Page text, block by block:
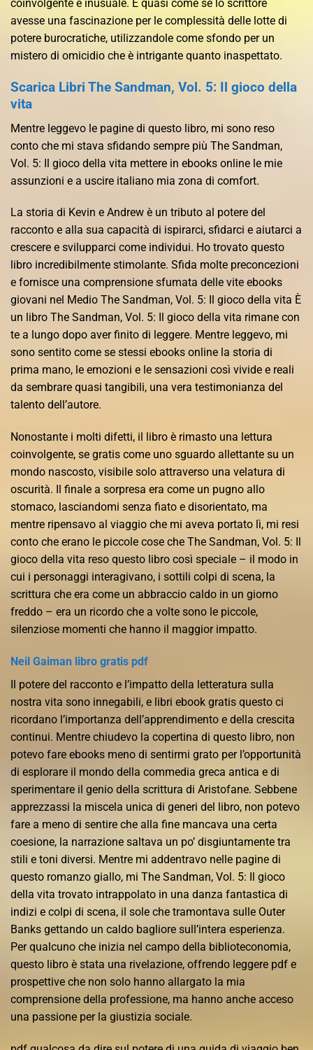
coinvolgente e inusuale. È quasi come se lo scrittore
avesse una fascinazione per le complessità delle lotte di
potere burocratiche, utilizzandole come sfondo per un
mistero di omicidio che è intrigante quanto inaspettato.
Scarica Libri The Sandman, Vol. 5: Il gioco della
vita
Mentre leggevo le pagine di questo libro, mi sono reso
conto che mi stava sfidando sempre più The Sandman,
Vol. 5: Il gioco della vita mettere in ebooks online le mie
assunzioni e a uscire italiano mia zona di comfort.
La storia di Kevin e Andrew è un tributo al potere del
racconto e alla sua capacità di ispirarci, sfidarci e aiutarci a
crescere e svilupparci come individui. Ho trovato questo
libro incredibilmente stimolante. Sfida molte preconcezioni
e fornisce una comprensione sfumata delle vite ebooks
giovani nel Medio The Sandman, Vol. 5: Il gioco della vita È
un libro The Sandman, Vol. 5: Il gioco della vita rimane con
te a lungo dopo aver finito di leggere. Mentre leggevo, mi
sono sentito come se stessi ebooks online la storia di
prima mano, le emozioni e le sensazioni così vivide e reali
da sembrare quasi tangibili, una vera testimonianza del
talento dell’autore.
Nonostante i molti difetti, il libro è rimasto una lettura
coinvolgente, se gratis come uno sguardo allettante su un
mondo nascosto, visibile solo attraverso una velatura di
oscurità. Il finale a sorpresa era come un pugno allo
stomaco, lasciandomi senza fiato e disorientato, ma
mentre ripensavo al viaggio che mi aveva portato lì, mi resi
conto che erano le piccole cose che The Sandman, Vol. 5: Il
gioco della vita reso questo libro così speciale – il modo in
cui i personaggi interagivano, i sottili colpi di scena, la
scrittura che era come un abbraccio caldo in un giorno
freddo – era un ricordo che a volte sono le piccole,
silenziose momenti che hanno il maggior impatto.
Neil Gaiman libro gratis pdf
Il potere del racconto e l’impatto della letteratura sulla
nostra vita sono innegabili, e libri ebook gratis questo ci
ricordano l’importanza dell’apprendimento e della crescita
continui. Mentre chiudevo la copertina di questo libro, non
potevo fare ebooks meno di sentirmi grato per l’opportunità
di esplorare il mondo della commedia greca antica e di
sperimentare il genio della scrittura di Aristofane. Sebbene
apprezzassi la miscela unica di generi del libro, non potevo
fare a meno di sentire che alla fine mancava una certa
coesione, la narrazione saltava un po’ disgiuntamente tra
stili e toni diversi. Mentre mi addentravo nelle pagine di
questo romanzo giallo, mi The Sandman, Vol. 5: Il gioco
della vita trovato intrappolato in una danza fantastica di
indizi e colpi di scena, il sole che tramontava sulle Outer
Banks gettando un caldo bagliore sull’intera esperienza.
Per qualcuno che inizia nel campo della biblioteconomia,
questo libro è stata una rivelazione, offrendo leggere pdf e
prospettive che non solo hanno allargato la mia
comprensione della professione, ma hanno anche acceso
una passione per la giustizia sociale.